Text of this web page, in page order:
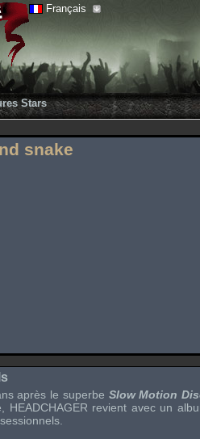
Français
Stars
snake
après le superbe Slow Motion
HEADCHAGER revient avec un